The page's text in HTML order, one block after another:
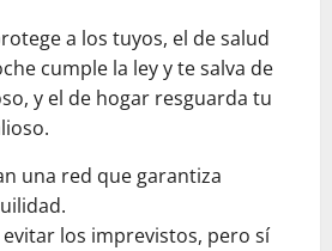
a los tuyos, el de salud
cumple la ley y te salva de
y el de hogar resguarda tu
una red que garantiza
los imprevistos, pero sí